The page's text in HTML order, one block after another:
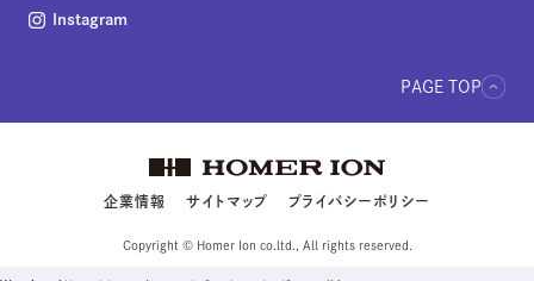
Instagram
PAGE TOP
企業情報 サイトマップ プライバシーポリシー
Copyright © Homer Ion co.ltd., All rights reserved.